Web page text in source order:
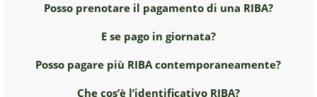
Posso prenotare il pagamento di una RIBA?
E se pago in giornata?
Posso pagare più RIBA contemporaneamente?
Che cos’è l’identificativo RIBA?